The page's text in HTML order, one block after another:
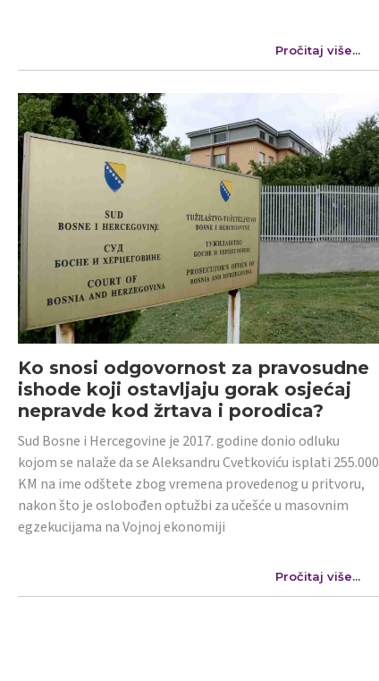
Pročitaj više...
Ko snosi odgovornost za pravosudne
ishode koji ostavljaju gorak osjećaj
nepravde kod žrtava i porodica?
Sud Bosne i Hercegovine je 2017. godine donio odluku
kojom se nalaže da se Aleksandru Cvetkoviću isplati 255.000
KM na ime odštete zbog vremena provedenog u pritvoru,
nakon što je oslobođen optužbi za učešće u masovnim
egzekucijama na Vojnoj ekonomiji
Pročitaj više...